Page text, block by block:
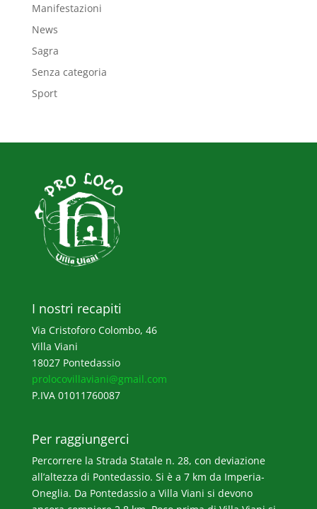
Manifestazioni
News
Sagra
Senza categoria
Sport
I nostri recapiti
Via Cristoforo Colombo, 46
Villa Viani
18027 Pontedassio
prolocovillaviani@gmail.com
P.IVA 01011760087
Per raggiungerci
Percorrere la Strada Statale n. 28, con deviazione
all’altezza di Pontedassio. Si è a 7 km da Imperia-
Oneglia. Da Pontedassio a Villa Viani si devono